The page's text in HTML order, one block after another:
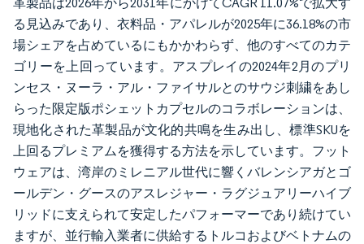
る見込みであり、衣料品・アパレルが2025年に36.18%の市
場シェアを占めているにもかかわらず、他のすべてのカテ
ゴリーを上回っています。アスプレイの2024年2月のプリ
ンセス・ヌーラ・アル・ファイサルとのサウジ刺繍をあし
らった限定版ポシェットカプセルのコラボレーションは、
現地化された革製品が文化的共鳴を生み出し、標準SKUを
上回るプレミアムを獲得する方法を示しています。フット
ウェアは、湾岸のミレニアル世代に響くバレンシアガとゴ
ールデン・グースのアスレジャー・ラグジュアリーハイブ
リッドに支えられて安定したパフォーマーであり続けてい
ますが、並行輸入業者に供給するトルコおよびベトナムの